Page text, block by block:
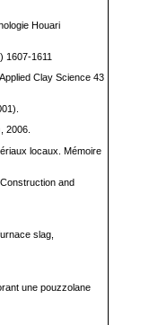
Houari
1607-1611
Clay Science 43
2006.
locaux. Mémoire
and
slag,
une pouzzolane